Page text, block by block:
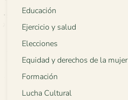
Educación
Ejercicio y salud
Elecciones
Equidad y derechos de la mujer
Formación
Lucha Cultural